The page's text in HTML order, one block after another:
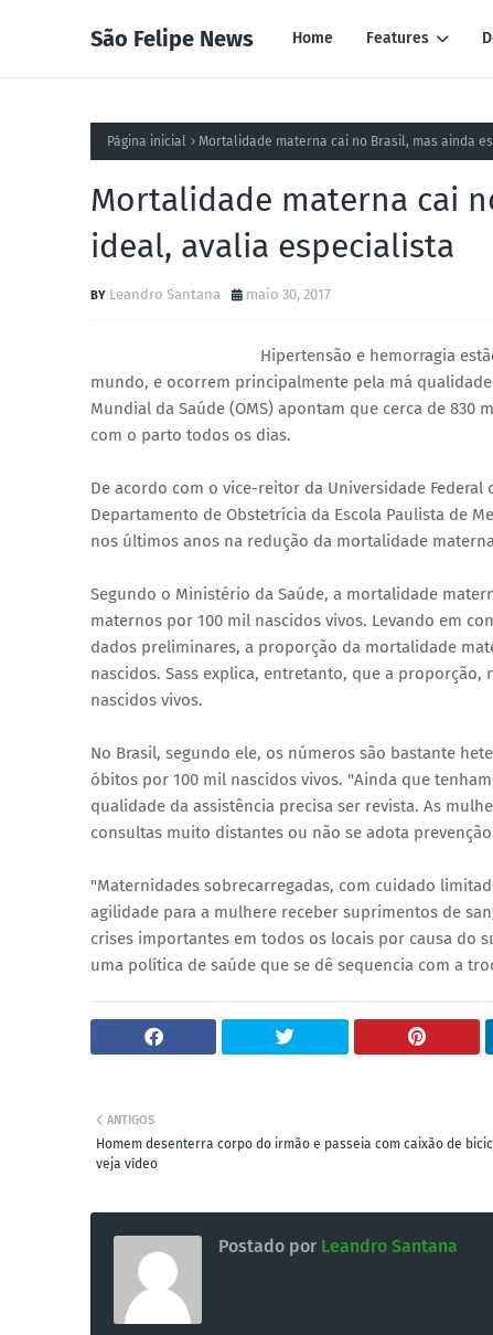
São Felipe News Home Features
Página inicial Mortalidade materna cai no Brasil, mas ainda
Mortalidade materna cai
ideal, avalia especialista
Leandro Santana maio 30, 2017
Hipertensão e hemorragia
mundo, e ocorrem principalmente pela má
Mundial da Saúde (OMS) apontam que cerca de
com o parto todos os dias.
De acordo com o vice-reitor da Universidade
Departamento de Obstetrícia da Escola Paulista de
nos últimos anos na redução da mortalidade
Segundo o Ministério da Saúde, a mortalidade
maternos por 100 mil nascidos vivos. Levando em
dados preliminares, a proporção da mortalidade
nascidos. Sass explica, entretanto, que a
nascidos vivos.
No Brasil, segundo ele, os números são bastante
óbitos por 100 mil nascidos vivos. "Ainda que
qualidade da assistência precisa ser revista. As
consultas muito distantes ou não se adota
"Maternidades sobrecarregadas, com cuidado
agilidade para a mulhere receber suprimentos de
crises importantes em todos os locais por causa do
uma política de saúde que se dê sequencia com a
ANTIGOS
Homem desenterra corpo do irmão e passeia com caixão de
veja vídeo
Postado por Leandro Santana